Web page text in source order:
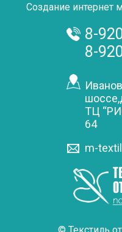
8-
8-
ТЦ
64
m-
Создание интернет